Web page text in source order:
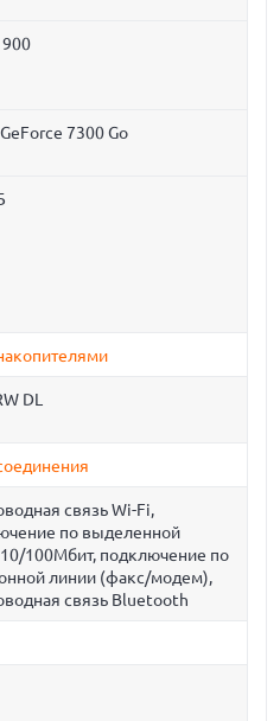
900
7300 Go
DL
связь Wi-Fi,
по выделенной
100Мбит, подключение по
линии (факс/модем),
связь Bluetooth